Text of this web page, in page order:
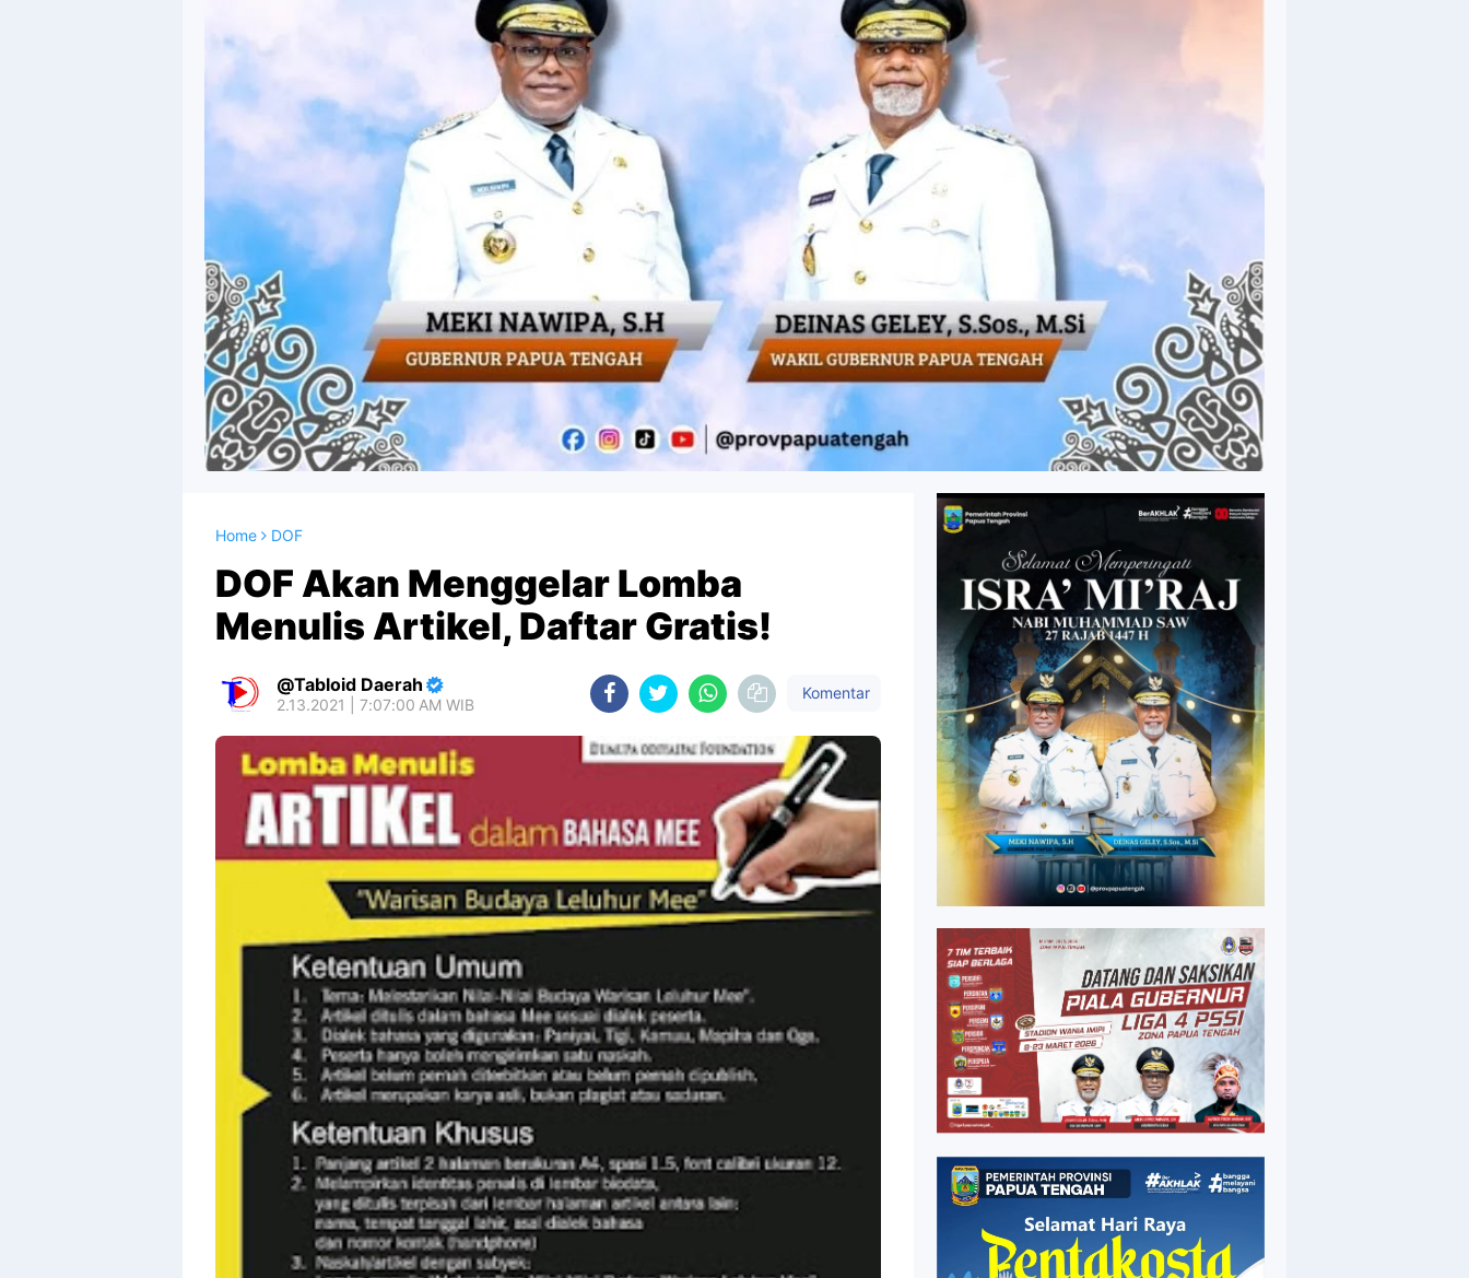
Home DOF
DOF Akan Menggelar Lomba
Menulis Artikel, Daftar Gratis!
Tabloid Daerah
2.13.2021 | 7:07:00 AM WIB
Komentar